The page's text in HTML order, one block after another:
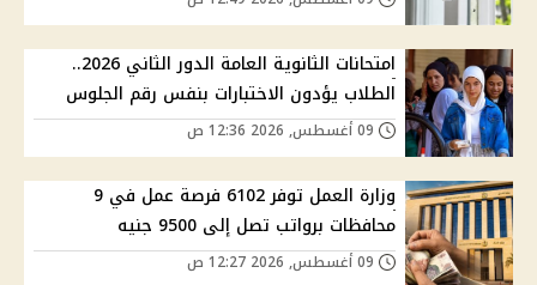
امتحانات الثانوية العامة الدور الثاني 2026..
الطلاب يؤدون الاختبارات بنفس رقم الجلوس
وزارة العمل توفر 6102 فرصة عمل في 9
محافظات برواتب تصل إلى 9500 جنيه